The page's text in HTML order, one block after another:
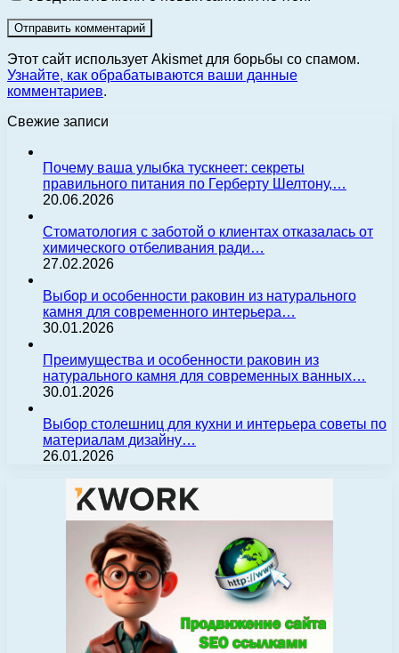
Этот сайт использует Akismet для борьбы со спамом.
Узнайте, как обрабатываются ваши данные
комментариев.
Свежие записи
Почему ваша улыбка тускнеет: секреты
правильного питания по Герберту Шелтону,…
20.06.2026
Стоматология с заботой о клиентах отказалась от
химического отбеливания ради…
27.02.2026
Выбор и особенности раковин из натурального
камня для современного интерьера…
30.01.2026
Преимущества и особенности раковин из
натурального камня для современных ванных…
30.01.2026
Выбор столешниц для кухни и интерьера советы по
материалам дизайну…
26.01.2026